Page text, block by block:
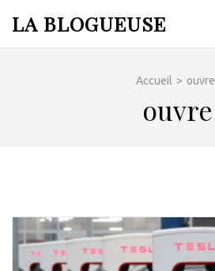
auLA BLOGUEUSE
Accueil > ouvre
ouvre